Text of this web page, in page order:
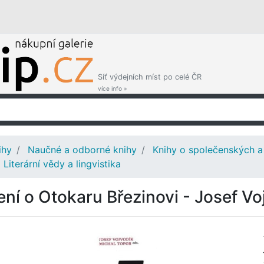
Síť výdejních míst po celé ČR
více info »
Naučné a odborné knihy
Knihy o společenských
Literární vědy a lingvistika
o Otokaru Březinovi - Josef